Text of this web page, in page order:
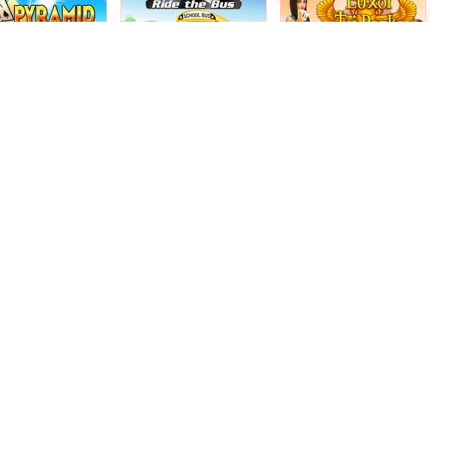
Klondike ambientato
Sfida 3 avversari in questo classico
Raccogli gli scarabei dorati in